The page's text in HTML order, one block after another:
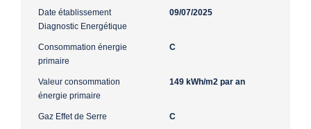
Date établissement
Diagnostic Energétique
09/07/2025
Consommation énergie
primaire
C
Valeur consommation
énergie primaire
149 kWh/m2 par an
Gaz Effet de Serre C